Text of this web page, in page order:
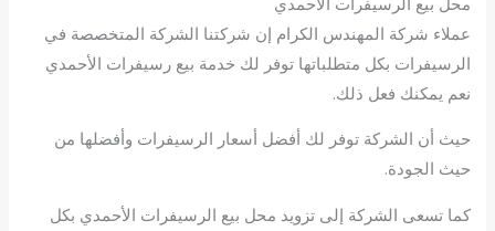
عملاء شركة المهندس الكرام إن شركتنا الشركة المتخصصة في
الرسيفرات بكل متطلباتها توفر لك خدمة بيع رسيفرات الأحمدي
نعم يمكنك فعل ذلك.
حيث أن الشركة توفر لك أفضل أسعار الرسيفرات وأفضلها من
حيث الجودة.
كما تسعى الشركة إلى تزويد محل بيع الرسيفرات الأحمدي بكل